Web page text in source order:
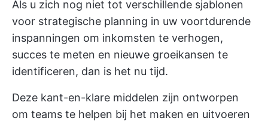
Als u zich nog niet tot verschillende sjablonen
voor strategische planning in uw voortdurende
inspanningen om inkomsten te verhogen,
succes te meten en nieuwe groeikansen te
identificeren, dan is het nu tijd.
Deze kant-en-klare middelen zijn ontworpen
om teams te helpen bij het maken en uitvoeren